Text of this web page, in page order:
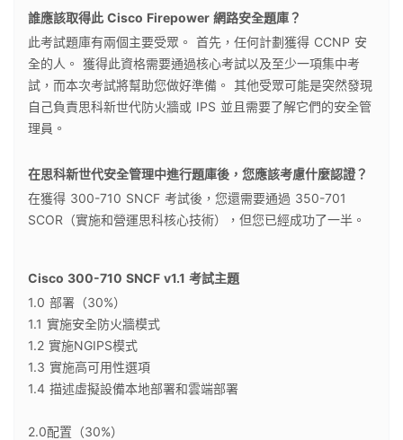
誰應該取得此 Cisco Firepower 網路安全題庫？
此考試題庫有兩個主要受眾。 首先，任何計劃獲得 CCNP 安
全的人。 獲得此資格需要通過核心考試以及至少一項集中考
試，而本次考試將幫助您做好準備。 其他受眾可能是突然發現
自己負責思科新世代防火牆或 IPS 並且需要了解它們的安全管
理員。
在思科新世代安全管理中進行題庫後，您應該考慮什麼認證？
在獲得 300-710 SNCF 考試後，您還需要通過 350-701
SCOR（實施和營運思科核心技術），但您已經成功了一半。
Cisco 300-710 SNCF v1.1 考試主題
1.0 部署（30%）
1.1 實施安全防火牆模式
1.2 實施NGIPS模式
1.3 實施高可用性選項
1.4 描述虛擬設備本地部署和雲端部署
2.0配置（30%）